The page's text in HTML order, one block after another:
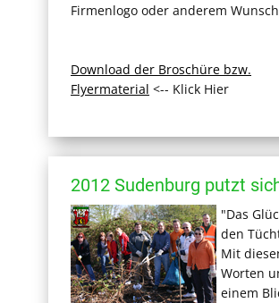
Firmenlogo oder anderem
Download der Broschüre bzw.
Flyermaterial <-- Klick Hier
2012 Sudenburg putzt
"Das
den
Mit
Worten
einem